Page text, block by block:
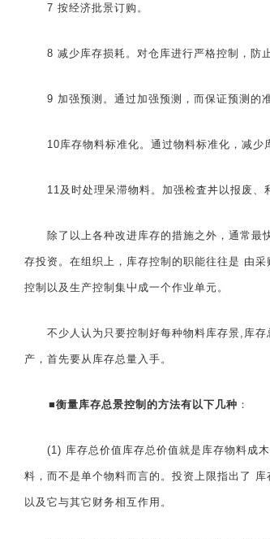
7 按经济批景订购。
8 减少库存损耗。对仓库进行严格控制，防止
9 加强预测。通过加强预测，而保证预测的准
10库存物料标准化。通过物料标准化，减少
11及时处理呆滞物料。加强检査丼以报废、
除了以上各种改进库存的措施之外，通常最
存投资。在组织上，库存控制的职能往往是 由
控制以及生产控制集屮成一个作业单元。
不少人认为只要控制好每种物料库存景,库存
产，首先要从库存总量入手。
■衡量库存总景控制的方法有以下几种 ：
(1) 库存总价值库存总价值就是库存物料成木
料，而不是单个物料而言的。投资上限指出了
以及它与其它财务相互作用。